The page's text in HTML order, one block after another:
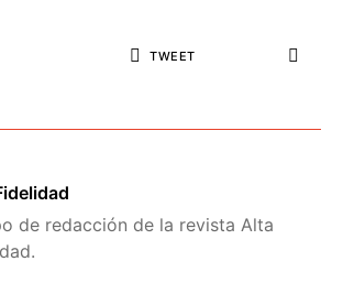
TWEET
de redacción de la revista Alta